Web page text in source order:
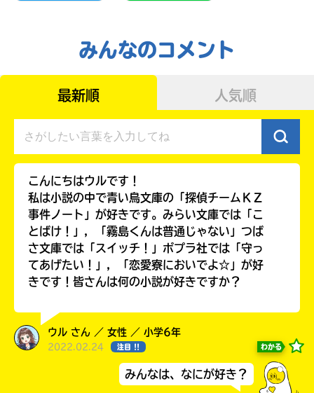
みんなの絵が
見られる
みんなのコメント
最新順 人気順
こんにちはウルです！
私は小説の中で青い鳥文庫の「探偵チームＫＺ
事件ノート」が好きです。みらい文庫では「こ
とばけ！」，「霧島くんは普通じゃない」つば
さ文庫では「スイッチ！」ポプラ社では「守っ
てあげたい！」，「恋愛寮においでよ☆」が好
きです！皆さんは何の小説が好きですか？
ウル さん ／ 女性 ／ 小学6年
2022.02.24 注目 !! わかる
みんなは、なにが好き？